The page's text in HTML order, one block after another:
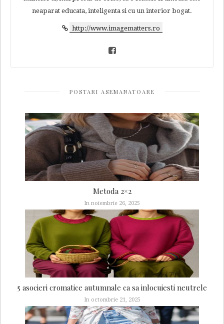
neaparat educata, inteligenta si cu un interior bogat.
http://www.imagematters.ro
POSTARI ASEMANATOARE
Metoda 2×2
In noiembrie 26, 2025
5 asocieri cromatice autumnale ca sa inlocuiesti neutrele
In octombrie 21, 2025